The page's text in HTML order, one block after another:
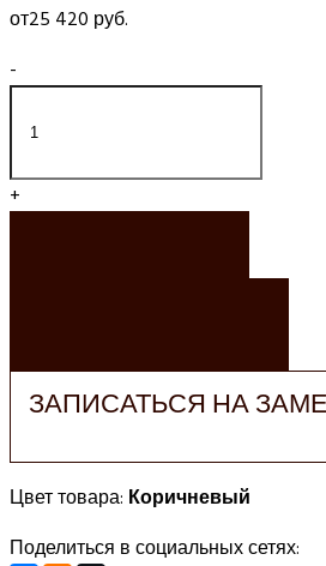
от25 420 руб.
-
+
ЗАПИСАТЬСЯ НА
Цвет товара: Коричневый
Поделиться в социальных сетях: